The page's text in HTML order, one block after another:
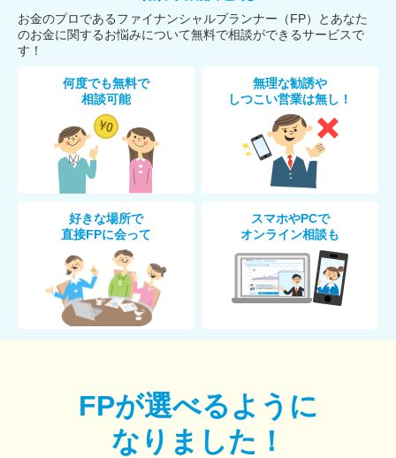
お金のプロであるファイナンシャルプランナー（FP）とあなた
のお金に関するお悩みについて無料で相談ができるサービスで
す！
何度でも無料で
相談可能
無理な勧誘や
しつこい営業は無し！
好きな場所で
直接FPに会って
スマホやPCで
オンライン相談も
FPが選べるように
なりました！